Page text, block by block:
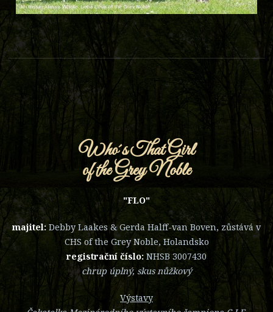
Who´s That Girl
of the Grey Noble
"FLO"
majitel:Debby Laakes & Gerda Halff-van Boven, zůstává v
CHS of the Grey Noble, Holandsko
registrační číslo: NHSB 3007430
chrup úplný, skus nůžkový
Výstavy